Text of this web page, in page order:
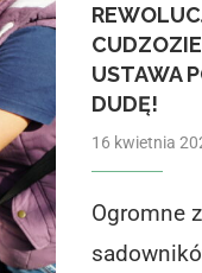
USTAWA
DUDĘ!
16 kwietnia
Ogromne